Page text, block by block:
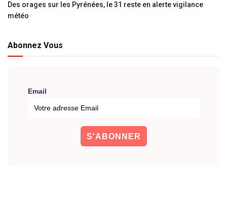
Des orages sur les Pyrénées, le 31 reste en alerte vigilance
météo
Abonnez Vous
Email